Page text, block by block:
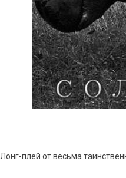
Лонг-плей от весьма